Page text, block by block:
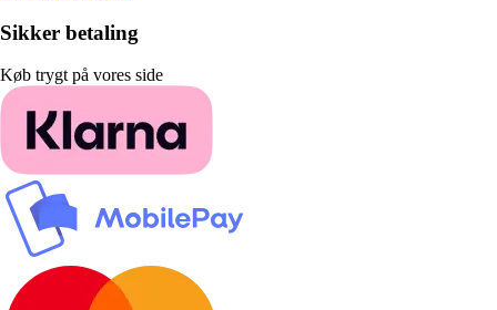
Sikker betaling
Køb trygt på vores side